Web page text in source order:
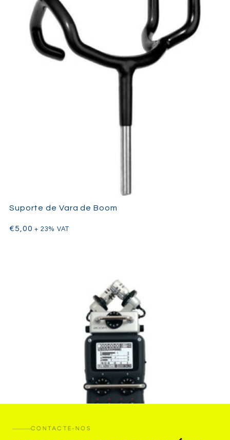
Suporte de Vara de Boom
€5,00 + 23% VAT
CONTACTE-NOS